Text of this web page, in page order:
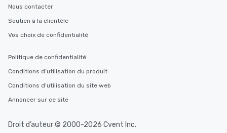
Nous contacter
Soutien à la clientèle
Vos choix de confidentialité
Politique de confidentialité
Conditions d’utilisation du produit
Conditions d’utilisation du site web
Annoncer sur ce site
Droit d’auteur © 2000-2026 Cvent Inc.